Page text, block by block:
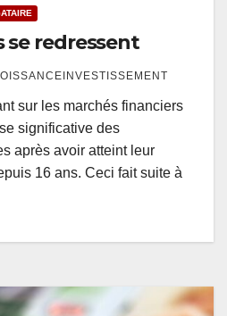
se redressent
sur les marchés financiers
significative des
après avoir atteint leur
16 ans. Ceci fait suite à